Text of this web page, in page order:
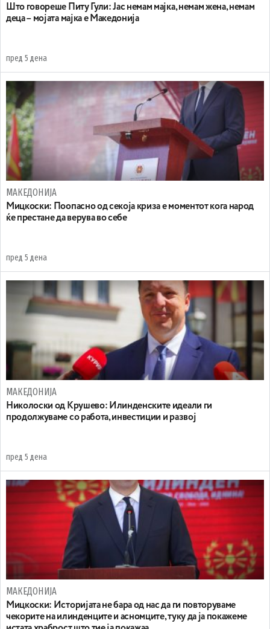
Што говореше Питу Гули: Јас немам мајка, немам жена, немам
деца – мојата мајка е Македонија
пред 5 дена
МАКЕДОНИЈА
Мицкоски: Поопасно од секоја криза е моментот кога народ
ќе престане да верува во себе
пред 5 дена
МАКЕДОНИЈА
Николоски од Крушево: Илинденските идеали ги
продолжуваме со работа, инвестиции и развој
пред 5 дена
МАКЕДОНИЈА
Мицкоски: Историјата не бара од нас да ги повторуваме
чекорите на илинденците и асномците, туку да ја покажеме